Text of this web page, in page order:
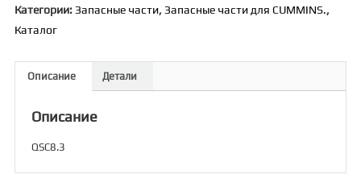
3906659]
Категории: Запасные части, Запасные части для CUMMINS.,
Каталог
Описание Детали
Описание
QSC8.3